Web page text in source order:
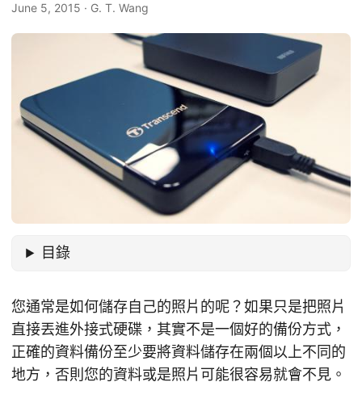
June 5, 2015 · G. T. Wang
目錄
您通常是如何儲存自己的照片的呢？如果只是把照片
直接丟進外接式硬碟，其實不是一個好的備份方式，
正確的資料備份至少要將資料儲存在兩個以上不同的
地方，否則您的資料或是照片可能很容易就會不見。